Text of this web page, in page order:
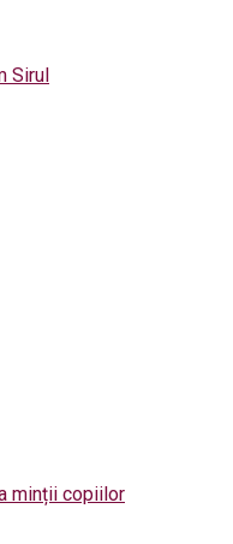
Sirul
minții copiilor